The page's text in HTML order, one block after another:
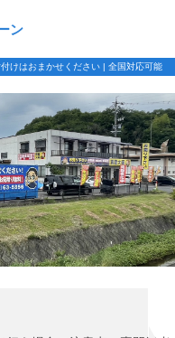
けはおまかせください | 全国対応可能
ン